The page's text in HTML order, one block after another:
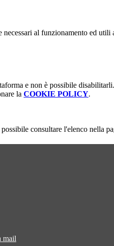
al funzionamento ed utili
e non è possibile disabilitarli.
la COOKIE POLICY.
consultare l'elenco nella
mail